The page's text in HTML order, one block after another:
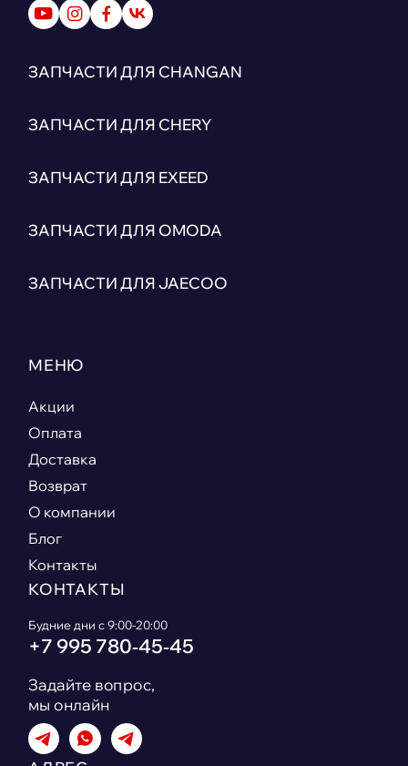
ЗАПЧАСТИ ДЛЯ CHANGAN
ЗАПЧАСТИ ДЛЯ CHERY
ЗАПЧАСТИ ДЛЯ EXEED
ЗАПЧАСТИ ДЛЯ OMODA
ЗАПЧАСТИ ДЛЯ JAECOO
МЕНЮ
Акции
Оплата
Доставка
Возврат
О компании
Блог
Контакты
КОНТАКТЫ
Будние дни с 9:00-20:00
+7 995 780‑45‑45
Задайте вопрос,
мы онлайн